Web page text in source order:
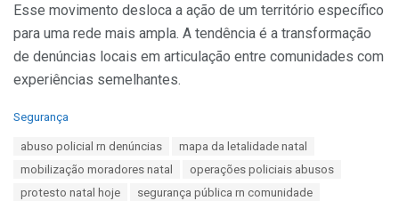
Esse movimento desloca a ação de um território específico
para uma rede mais ampla. A tendência é a transformação
de denúncias locais em articulação entre comunidades com
experiências semelhantes.
C
Segurança
abuso policial rn denúncias
mapa da letalidade natal
mobilização moradores natal
operações policiais abusos
protesto natal hoje
segurança pública rn comunidade